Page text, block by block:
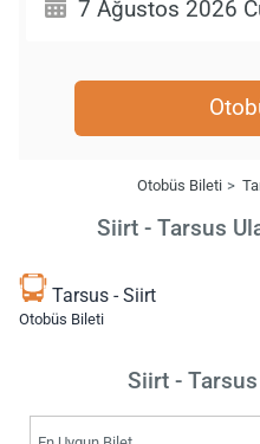
Otobüs Bileti
Siirt - Tarsus
Tarsus - Siirt
Otobüs Bileti
Siirt -